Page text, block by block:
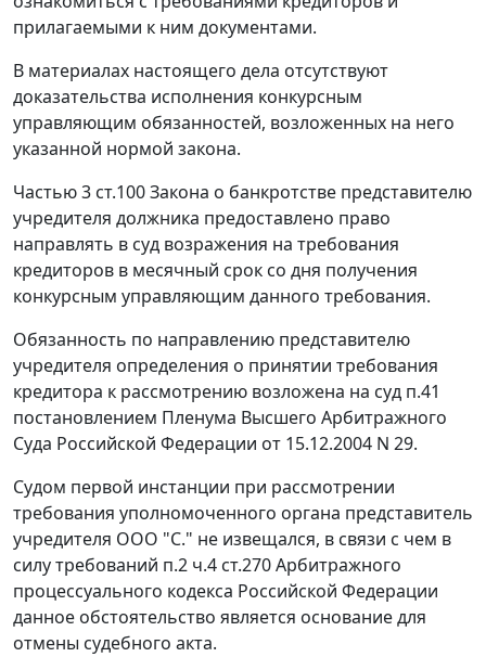
прилагаемыми к ним документами.
В материалах настоящего дела отсутствуют
доказательства исполнения конкурсным
управляющим обязанностей, возложенных на него
указанной нормой закона.
Частью 3 ст.100Закона о банкротстве представителю
учредителя должника предоставлено право
направлять в суд возражения на требования
кредиторов в месячный срок со дня получения
конкурсным управляющим данного требования.
Обязанность по направлению представителю
учредителя определения о принятии требования
кредитора к рассмотрению возложена на суд п.41
постановлением Пленума Высшего Арбитражного
Суда Российской Федерации от 15.12.2004 N 29.
Судом первой инстанции при рассмотрении
требования уполномоченного органа представитель
учредителя ООО "С." не извещался, в связи с чем в
силу требований п.2 ч.4 ст.270Арбитражного
процессуального кодекса Российской Федерации
данное обстоятельство является основание для
отмены судебного акта.